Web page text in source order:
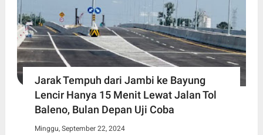
Jarak Tempuh dari Jambi ke Bayung
Lencir Hanya 15 Menit Lewat Jalan Tol
Baleno, Bulan Depan Uji Coba
Minggu, September 22, 2024